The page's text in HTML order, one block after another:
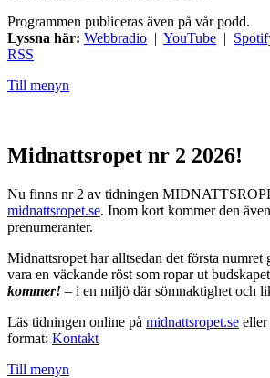
Programmen publiceras även på vår podd.
Lyssna här: Webbradio | YouTube |
RSS
Till menyn
Midnattsropet nr 2 2026!
Nu finns nr 2 av tidningen
midnattsropet.se. Inom kort kommer den
prenumeranter.
Midnattsropet har alltsedan det första numret
vara en väckande röst som ropar ut budskapet
kommer! – i en miljö där sömnaktighet och
Läs tidningen online på midnattsropet.se
format: Kontakt
Till menyn